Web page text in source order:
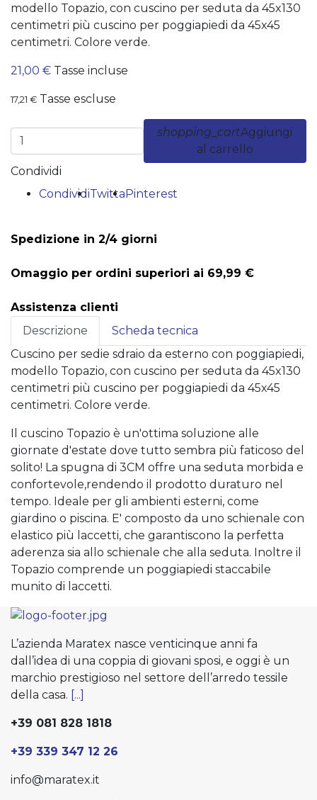
modello Topazio, con cuscino per seduta da 45x130
centimetri più cuscino per poggiapiedi da 45x45
centimetri. Colore verde.
21,00 € Tasse incluse
17,21 € Tasse escluse
shopping_cartAggiungi
al carrello
Condividi
CondividiTwittaPinterest
Spedizione in 2/4 giorni
Omaggio per ordini superiori ai 69,99 €
Assistenza clienti
Descrizione
Scheda tecnica
Cuscino per sedie sdraio da esterno con poggiapiedi,
modello Topazio, con cuscino per seduta da 45x130
centimetri più cuscino per poggiapiedi da 45x45
centimetri. Colore verde.
Il cuscino Topazio è un'ottima soluzione alle
giornate d'estate dove tutto sembra più faticoso del
solito! La spugna di 3CM offre una seduta morbida e
confortevole,rendendo il prodotto duraturo nel
tempo. Ideale per gli ambienti esterni, come
giardino o piscina. E' composto da uno schienale con
elastico più laccetti, che garantiscono la perfetta
aderenza sia allo schienale che alla seduta. Inoltre il
Topazio comprende un poggiapiedi staccabile
munito di laccetti.
L’azienda Maratex nasce venticinque anni fa
dall’idea di una coppia di giovani sposi, e oggi è un
marchio prestigioso nel settore dell’arredo tessile
della casa. [...]
+39 081 828 1818
+39 339 347 12 26
info@maratex.it